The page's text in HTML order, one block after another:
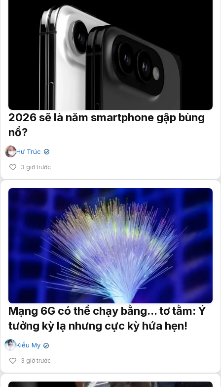
2026 sẽ là năm smartphone gập bùng
nổ?
Hư Trúc ✔
3 giờ trước
Mạng 6G có thể chạy bằng... tơ tằm: Ý
tưởng kỳ lạ nhưng cực kỳ hứa hẹn!
Kiều My ✔
3 giờ trước